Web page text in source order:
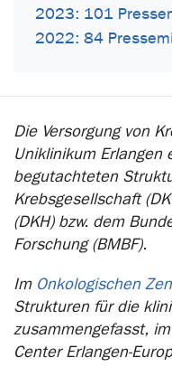
2023: 101
2022: 84
Die Versorgung von
Uniklinikum Erlangen
begutachteten
Krebsgesellschaft
(DKH) bzw. dem
Forschung (BMBF).
Im Onkologischen
Strukturen für die
zusammengefasst,
Center Erlangen-